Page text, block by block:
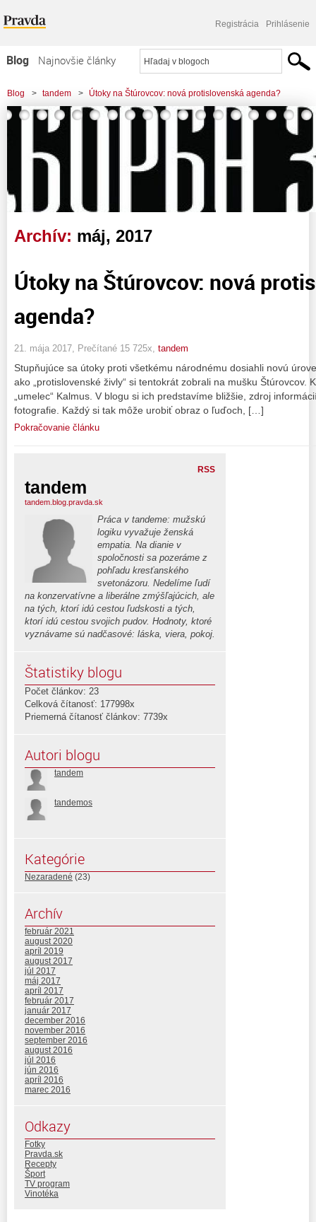
Registrácia Prihlásenie
Blog
Najnovšie články
Najčítanejšie články
Najkomentovanejšie články
Blog > tandem > Útoky na Štúrovcov: nová protislovenská agenda?
Archív: máj, 2017
Útoky na Štúrovcov: nová
agenda?
21. mája 2017, Prečítané 15 725x, tandem
Stupňujúce sa útoky proti všetkému národnému dosiahli novú
ako „protislovenské živly“ si tentokrát zobrali na mušku Štúrovcov.
„umelec“ Kalmus. V blogu si ich predstavíme bližšie, zdroj
fotografie. Každý si tak môže urobiť obraz o ľuďoch, […]
Pokračovanie článku
RSS
tandem
tandem.blog.pravda.sk
Práca v tandeme: mužskú
logiku vyvažuje ženská
empatia. Na dianie v
spoločnosti sa pozeráme z
pohľadu kresťanského
svetonázoru. Nedelíme ľudí
na konzervatívne a liberálne zmýšľajúcich, ale
na tých, ktorí idú cestou ľudskosti a tých,
ktorí idú cestou svojich pudov. Hodnoty, ktoré
vyznávame sú nadčasové: láska, viera, pokoj.
Štatistiky blogu
Počet článkov: 23
Celková čítanosť: 177998x
Priemerná čítanosť článkov: 7739x
Autori blogu
tandem
tandemos
Kategórie
Nezaradené (23)
Archív
február 2021
august 2020
apríl 2019
august 2017
júl 2017
máj 2017
apríl 2017
február 2017
január 2017
december 2016
november 2016
september 2016
august 2016
júl 2016
jún 2016
apríl 2016
marec 2016
Odkazy
Fotky
Pravda.sk
Recepty
Šport
TV program
Vinotéka